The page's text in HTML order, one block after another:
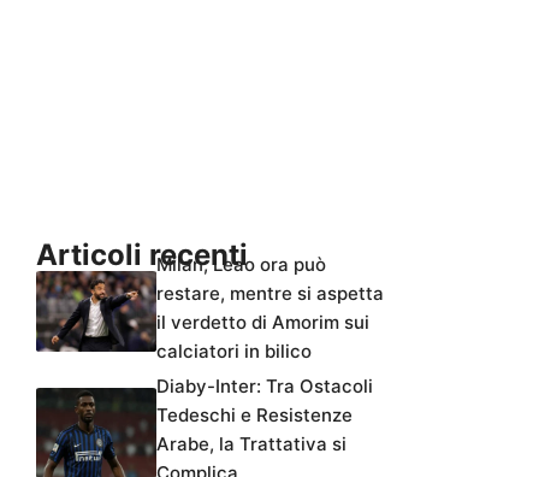
Articoli recenti
Milan, Leao ora può
restare, mentre si aspetta
il verdetto di Amorim sui
calciatori in bilico
Diaby-Inter: Tra Ostacoli
Tedeschi e Resistenze
Arabe, la Trattativa si